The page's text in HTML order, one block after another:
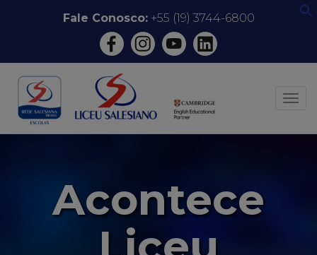
conteúdo
Fale Conosco:+55 (19) 3744-6800
Acontece